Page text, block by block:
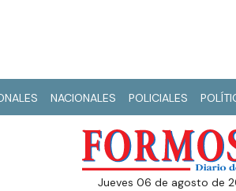
NACIONALES POLICIALES
jueves 06 de agosto de